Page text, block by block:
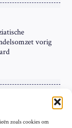
zoals cookies om
vorig
‘Grote Vier’